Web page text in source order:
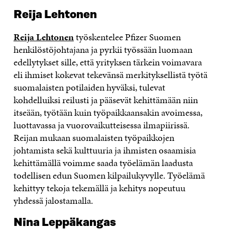
Reija Lehtonen
Reija Lehtonentyöskentelee Pfizer Suomen
henkilöstöjohtajana ja pyrkii työssään luomaan
edellytykset sille, että yrityksen tärkein voimavara
eli ihmiset kokevat tekevänsä merkityksellistä työtä
suomalaisten potilaiden hyväksi, tulevat
kohdelluiksi reilusti ja pääsevät kehittämään niin
itseään, työtään kuin työpaikkaansakin avoimessa,
luottavassa ja vuorovaikutteisessa ilmapiirissä.
Reijan mukaan suomalaisten työpaikkojen
johtamista sekä kulttuuria ja ihmisten osaamisia
kehittämällä voimme saada työelämän laadusta
todellisen edun Suomen kilpailukyvylle. Työelämä
kehittyy tekoja tekemällä ja kehitys nopeutuu
yhdessä jalostamalla.
Nina Leppäkangas